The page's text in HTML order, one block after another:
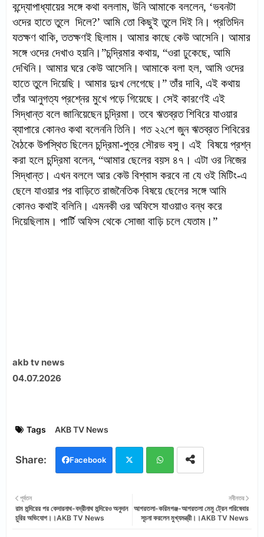
বন্দ্যোপাধ্যায়ের সঙ্গে কথা বললাম, উনি আমাকে বললেন, ‘ভবনটা
ওদের হাতে তুলে দিলে?’ আমি তো কিছুই তুলে দিই নি। প্রতিদিন
যতক্ষণ থাকি, ততক্ষণই ছিলাম। আমার কাছে কেউ আসেনি। আমার
সঙ্গে ওদের দেখাও হয়নি।”চন্দ্রিমার কথায়, “ওরা ঢুকেছে, আমি
দেখিনি। আমার ঘরে কেউ আসেনি। আমাকে বলা হল, আমি ওদের
হাতে তুলে দিয়েছি। আমার দুঃখ লেগেছে।” তাঁর দাবি, এই কথায়
তাঁর আনুগত্য প্রশ্নের মুখে পড়ে গিয়েছে। সেই কারণেই এই
সিদ্ধান্ত বলে জানিয়েছেন চন্দ্রিমা। তবে ঋতব্রত শিবিরে যাওয়ার
ব্যাপারে কোনও কথা বলেননি তিনি। গত ২২শে জুন ঋতব্রত শিবিরের
বৈঠকে উপস্থিত ছিলেন চন্দ্রিমা-পুত্র সৌরভ বসু। এই বিষয়ে প্রশ্ন
করা হলে চন্দ্রিমা বলেন, “আমার ছেলের বয়স ৪৭। এটা ওর নিজের
সিদ্ধান্ত। এখন বললে আর কেউ বিশ্বাস করবে না যে ওই মিটিং-এ
ছেলে যাওয়ার পর বাড়িতে রাজনৈতিক বিষয়ে ছেলের সঙ্গে আমি
কোনও কথাই বলিনি। এমনকী ওর অফিসে যাওয়াও বন্ধ করে
দিয়েছিলাম। পার্টি অফিস থেকে সোজা বাড়ি চলে যেতাম।”
akb tv news
04.07.2026
Tags AKB TV News
Facebook
tter ats
নবীনতর
আগরতলা-করিমগঞ্জ-আগরতলা মেমু ট্রেন পরিষেবার
সূচনা করলেন মুখ্যমন্ত্রী।।AKB TV News
পূর্বতন
রাম মন্দিরের পর কেদারনাথ-বদ্রীনাথ মন্দিরেও অনুদান
চুরির অভিযোগ।।AKB TV News